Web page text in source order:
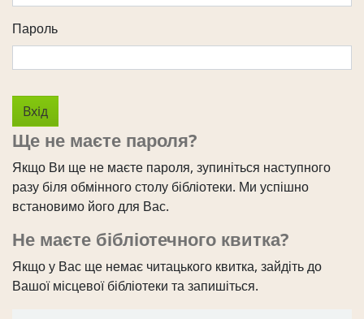
Пароль
Ще не маєте пароля?
Якщо Ви ще не маєте пароля, зупиніться наступного
разу біля обмінного столу бібліотеки. Ми успішно
встановимо його для Вас.
Не маєте бібліотечного квитка?
Якщо у Вас ще немає читацького квитка, зайдіть до
Вашої місцевої бібліотеки та запишіться.